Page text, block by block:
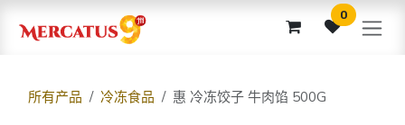
0
所有产品 冷冻食品 惠 冷冻饺子 牛肉馅 500G